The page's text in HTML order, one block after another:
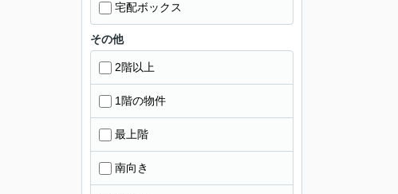
宅配ボックス
その他
2階以上
1階の物件
最上階
南向き